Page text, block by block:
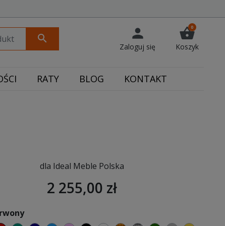
search person
Zaloguj się
shopping_basket
0
Koszyk
RATY BLOG KONTAKT
dla Ideal Meble Polska
2 255,00 zł